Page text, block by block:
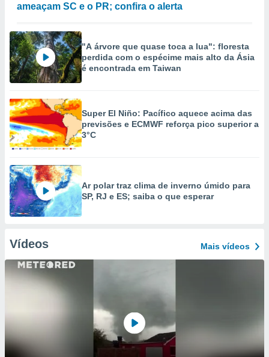
ameaçam SC e o PR; confira o alerta
"A árvore que quase toca a lua": floresta
perdida com o espécime mais alto da Ásia
é encontrada em Taiwan
Super El Niño: Pacífico aquece acima das
previsões e ECMWF reforça pico superior a
3°C
Ar polar traz clima de inverno úmido para
SP, RJ e ES; saiba o que esperar
Vídeos Mais vídeos